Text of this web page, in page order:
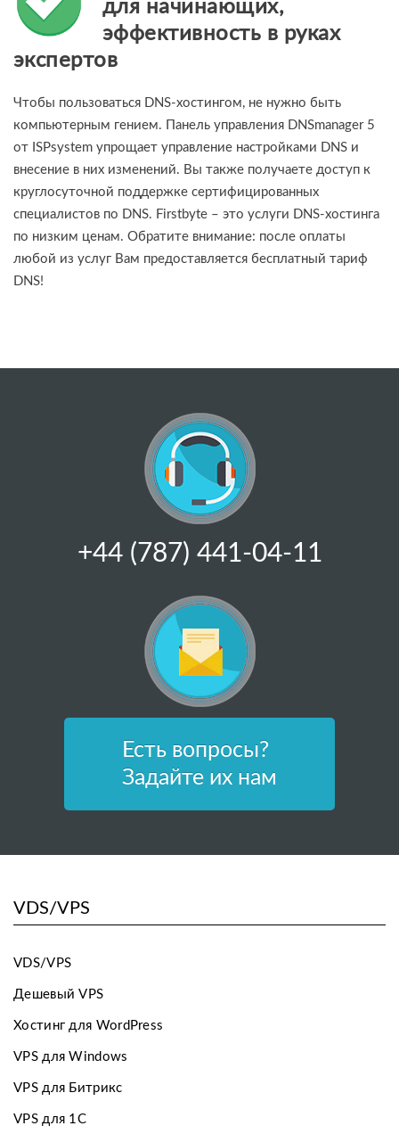
для начинающих,
эффективность в руках
экспертов
Чтобы пользоваться DNS-хостингом, не нужно быть
компьютерным гением. Панель управления DNSmanager 5
от ISPsystem упрощает управление настройками DNS и
внесение в них изменений. Вы также получаете доступ к
круглосуточной поддержке сертифицированных
специалистов по DNS. Firstbyte – это услуги DNS-хостинга
по низким ценам. Обратите внимание: после оплаты
любой из услуг Вам предоставляется бесплатный тариф
DNS!
+44 (787) 441-04-11
Есть вопросы?
Задайте их нам
VDS/VPS
VDS/VPS
Дешевый VPS
Хостинг для WordPress
VPS для Windows
VPS для Битрикс
VPS для 1С